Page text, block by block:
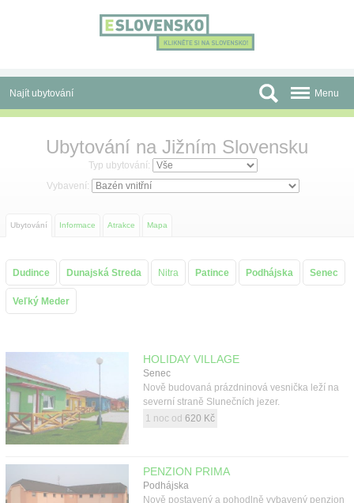
Najít ubytování
Slevy a Last Minute
Skupiny a konference
Před cestou
Atrakce
Menu
Ubytování na Jižním Slovensku
Typ ubytování:
Vybavení:
Ubytování Informace Atrakce Mapa
Dudince Dunajská Streda Nitra Patince Podhájska Senec
Veľký Meder
HOLIDAY VILLAGE
Senec
Nově budovaná prázdninová vesnička leží na
severní straně Slunečních jezer.
1 noc od 620 Kč
PENZION PRIMA
Podhájska
Nově postavený a pohodlně vybavený penzion